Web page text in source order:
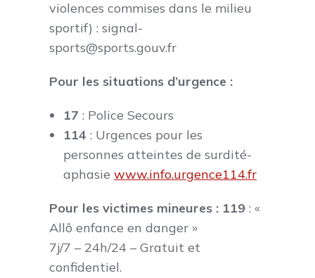
violences commises dans le milieu
sportif) : signal-
sports@sports.gouv.fr
Pour les situations d’urgence :
17 : Police Secours
114 : Urgences pour les
personnes atteintes de surdité-
aphasie www.info.urgence114.fr
Pour les victimes mineures : 119 : «
Allô enfance en danger »
7j/7 – 24h/24 – Gratuit et
confidentiel.